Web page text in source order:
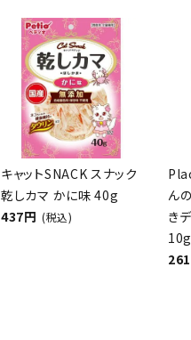
キャットSNACK スナック
乾しカマ かに味 40g
437円 (税込)
ん
き
10g